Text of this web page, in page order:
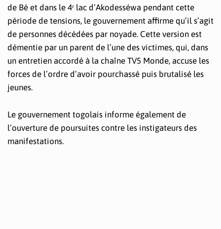
de Bè et dans le 4ᵉ lac d’Akodesséwa pendant cette
période de tensions, le gouvernement affirme qu’il s’agit
de personnes décédées par noyade. Cette version est
démentie par un parent de l’une des victimes, qui, dans
un entretien accordé à la chaîne TV5 Monde, accuse les
forces de l’ordre d’avoir pourchassé puis brutalisé les
jeunes.
Le gouvernement togolais informe également de
l’ouverture de poursuites contre les instigateurs des
manifestations.